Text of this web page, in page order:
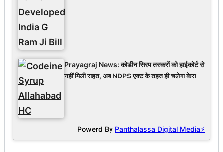
Prayagraj News: कोडीन सिरप तस्करों को हाईकोर्ट से
नहीं मिली राहत, अब NDPS एक्ट के तहत ही चलेगा केस
Powerd By Panthalassa Digital Media⚡